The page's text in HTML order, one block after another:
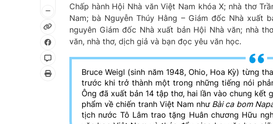
Chấp hành Hội Nhà văn Việt Nam khóa X; nhà thơ
Nam; bà Nguyễn Thúy Hằng – Giám đốc Nhà xuất
nguyên Giám đốc Nhà xuất bản Hội Nhà văn; nhà
văn, nhà thơ, dịch giả và bạn đọc yêu văn học.
Bruce Weigl (sinh năm 1948, Ohio, Hoa Kỳ) từng
trước khi trở thành một trong những tiếng nói
Ông đã xuất bản 14 tập thơ, hai lần vào chung
phẩm về chiến tranh Việt Nam nhưBài ca bom
tịch nước Tô Lâm trao tặng Huân chương Hữu